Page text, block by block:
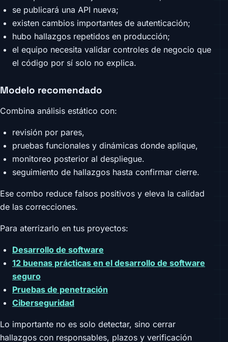
se publicará una API nueva;
existen cambios importantes de autenticación;
hubo hallazgos repetidos en producción;
el equipo necesita validar controles de negocio que
el código por sí solo no explica.
Modelo recomendado
Combina análisis estático con:
revisión por pares,
pruebas funcionales y dinámicas donde aplique,
monitoreo posterior al despliegue.
seguimiento de hallazgos hasta confirmar cierre.
Ese combo reduce falsos positivos y eleva la calidad
de las correcciones.
Para aterrizarlo en tus proyectos:
Desarrollo de software
12 buenas prácticas en el desarrollo de software
seguro
Pruebas de penetración
Ciberseguridad
Lo importante no es solo detectar, sino cerrar
hallazgos con responsables, plazos y verificación